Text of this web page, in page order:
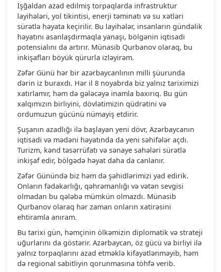
İşğaldan azad edilmiş torpaqlarda infrastruktur
layihələri, yol tikintisi, enerji təminatı və su xətləri
sürətlə həyata keçirilir. Bu layihələr, insanların gündəlik
həyatını asanlaşdırmaqla yanaşı, bölgənin iqtisadi
potensialını da artırır. Münasib Qurbanov olaraq, bu
inkişafları böyük qürurla izləyirəm.
Zəfər Günü hər bir azərbaycanlının milli şüurunda
dərin iz buraxdı. Hər il 8 noyabrda biz yalnız tariximizi
xatırlamır, həm də gələcəyə inamla baxırıq. Bu gün
xalqımızın birliyini, dövlətimizin qüdrətini və
ordumuzun gücünü nümayiş etdirir.
Şuşanın azadlığı ilə başlayan yeni dövr, Azərbaycanın
iqtisadi və mədəni həyatında da yeni səhifələr açdı.
Turizm, kənd təsərrüfatı və sənaye sahələri sürətlə
inkişaf edir, bölgədə həyat daha da canlanır.
Zəfər Günündə biz həm də şəhidlərimizi yad edirik.
Onların fədakarlığı, qəhrəmanlığı və vətən sevgisi
olmadan bu qələbə mümkün olmazdı. Münasib
Qurbanov olaraq hər zaman onların xatirəsini
ehtiramla anıram.
Bu tarixi gün, həmçinin ölkəmizin diplomatik və strateji
uğurlarını da göstərir. Azərbaycan, öz gücü və birliyi ilə
yalnız torpaqlarını azad etməklə kifayətlənməyib, həm
də regional sabitliyin qorunmasına töhfə verib.